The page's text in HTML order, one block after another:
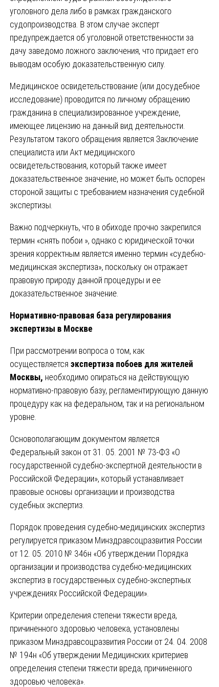
уголовного дела либо в рамках гражданского
судопроизводства. В этом случае эксперт
предупреждается об уголовной ответственности за
дачу заведомо ложного заключения, что придает его
выводам особую доказательственную силу.
Медицинское освидетельствование (или досудебное
исследование) проводится по личному обращению
гражданина в специализированное учреждение,
имеющее лицензию на данный вид деятельности.
Результатом такого обращения является Заключение
специалиста или Акт медицинского
освидетельствования, который также имеет
доказательственное значение, но может быть оспорен
стороной защиты с требованием назначения судебной
экспертизы.
Важно подчеркнуть, что в обиходе прочно закрепился
термин «снять побои », однако с юридической точки
зрения корректным является именно термин «судебно-
медицинская экспертиза», поскольку он отражает
правовую природу данной процедуры и ее
доказательственное значение.
Нормативно-правовая база регулирования
экспертизы в Москве
При рассмотрении вопроса о том, как
осуществляется экспертиза побоев для жителей
Москвы, необходимо опираться на действующую
нормативно-правовую базу, регламентирующую данную
процедуру как на федеральном, так и на региональном
уровне.
Основополагающим документом является
Федеральный закон от 31. 05. 2001 № 73-ФЗ «О
государственной судебно-экспертной деятельности в
Российской Федерации», который устанавливает
правовые основы организации и производства
судебных экспертиз.
Порядок проведения судебно-медицинских экспертиз
регулируется приказом Минздравсоцразвития России
от 12. 05. 2010 № 346н «Об утверждении Порядка
организации и производства судебно-медицинских
экспертиз в государственных судебно-экспертных
учреждениях Российской Федерации».
Критерии определения степени тяжести вреда,
причиненного здоровью человека, установлены
приказом Минздравсоцразвития России от 24. 04. 2008
№ 194н «Об утверждении Медицинских критериев
определения степени тяжести вреда, причиненного
здоровью человека».